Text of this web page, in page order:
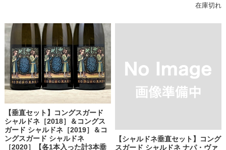
在庫切れ
【垂直セット】コングスガード
シャルドネ［2018］＆コングス
ガード シャルドネ［2019］＆コ
ングスガード シャルドネ
［2020］【各1本入った計3本垂
【シャルドネ垂直セット】コング
スガード シャルドネ ナパ・ヴァ